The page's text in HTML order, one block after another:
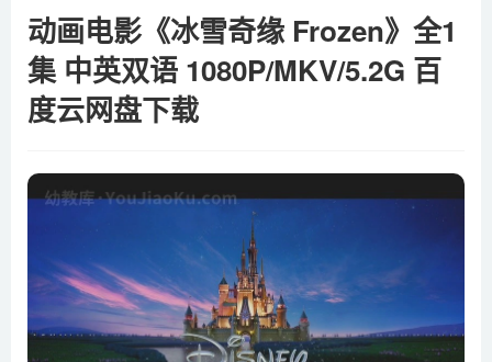
动画电影《冰雪奇缘 Frozen》全1
集 中英双语 1080P/MKV/5.2G 百
度云网盘下载